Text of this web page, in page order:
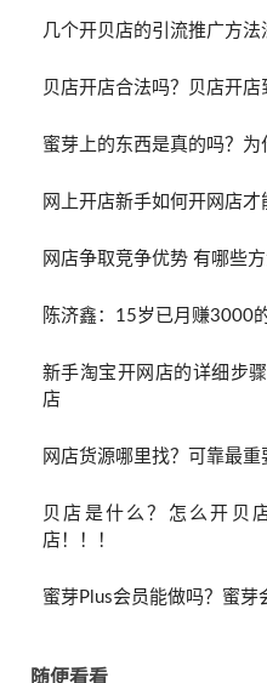
几个开贝店的引流推广方法
贝店开店合法吗？贝店开店
蜜芽上的东西是真的吗？为
网上开店新手如何开网店才
网店争取竞争优势 有哪些方
陈济鑫：15岁已月赚3000
新手淘宝开网店的详细步
店
网店货源哪里找？可靠最
贝店是什么？怎么开贝
店！！！
蜜芽Plus会员能做吗？蜜芽
随便看看